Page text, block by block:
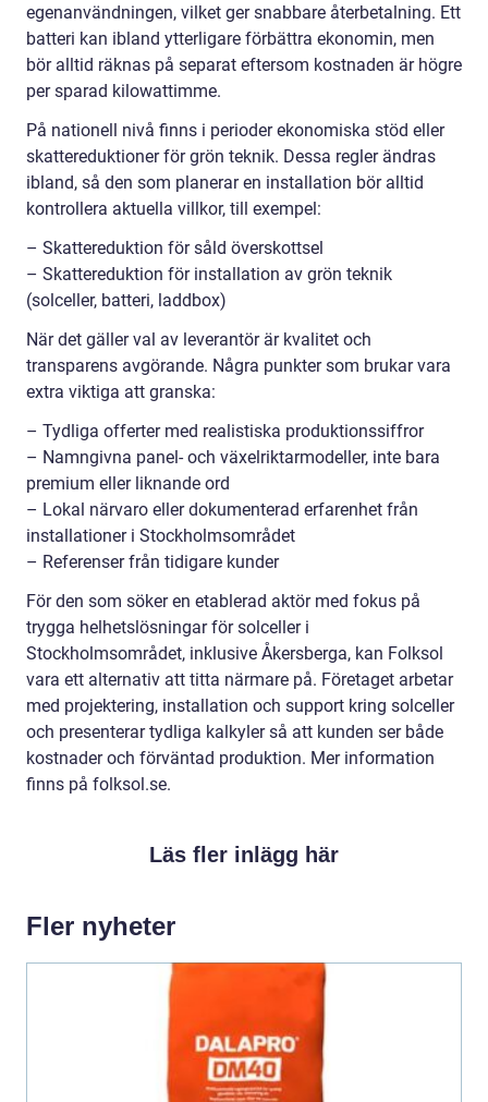
egenanvändningen, vilket ger snabbare återbetalning. Ett
batteri kan ibland ytterligare förbättra ekonomin, men
bör alltid räknas på separat eftersom kostnaden är högre
per sparad kilowattimme.
På nationell nivå finns i perioder ekonomiska stöd eller
skattereduktioner för grön teknik. Dessa regler ändras
ibland, så den som planerar en installation bör alltid
kontrollera aktuella villkor, till exempel:
– Skattereduktion för såld överskottsel
– Skattereduktion för installation av grön teknik
(solceller, batteri, laddbox)
När det gäller val av leverantör är kvalitet och
transparens avgörande. Några punkter som brukar vara
extra viktiga att granska:
– Tydliga offerter med realistiska produktionssiffror
– Namngivna panel- och växelriktarmodeller, inte bara
premium eller liknande ord
– Lokal närvaro eller dokumenterad erfarenhet från
installationer i Stockholmsområdet
– Referenser från tidigare kunder
För den som söker en etablerad aktör med fokus på
trygga helhetslösningar för solceller i
Stockholmsområdet, inklusive Åkersberga, kan Folksol
vara ett alternativ att titta närmare på. Företaget arbetar
med projektering, installation och support kring solceller
och presenterar tydliga kalkyler så att kunden ser både
kostnader och förväntad produktion. Mer information
finns på folksol.se.
Läs fler inlägg här
Fler nyheter